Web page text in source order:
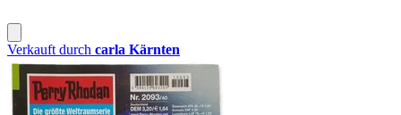
Verkauft durch carla Kärnten